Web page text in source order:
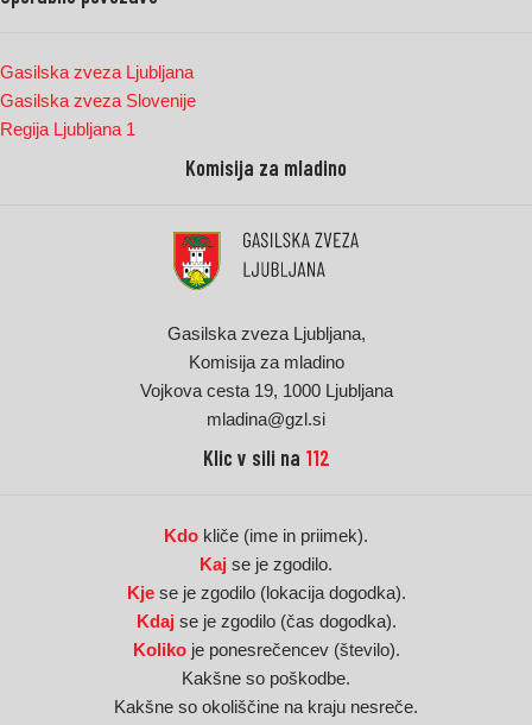
Gasilska zveza Ljubljana
Gasilska zveza Slovenije
Regija Ljubljana 1
Komisija za mladino
Gasilska zveza Ljubljana,
Komisija za mladino
Vojkova cesta 19, 1000 Ljubljana
mladina@gzl.si
Klic v sili na 112
Kdo kliče (ime in priimek).
Kaj se je zgodilo.
Kjese je zgodilo (lokacija dogodka).
Kdaj se je zgodilo (čas dogodka).
Kolikoje ponesrečencev (število).
Kakšne so poškodbe.
Kakšne so okoliščine na kraju nesreče.